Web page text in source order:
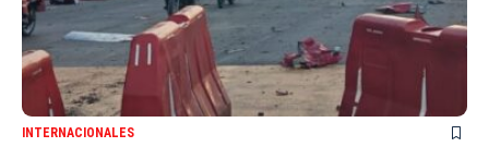
INTERNACIONALES